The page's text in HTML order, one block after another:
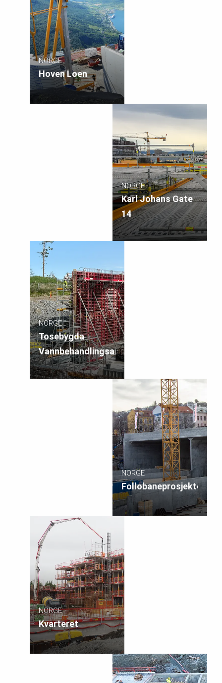
NORGE
Hoven Loen
NORGE
Karl Johans Gate
14
NORGE
Tosebygda
Vannbehandlingsanlegg
NORGE
Follobaneprosjektet
NORGE
Kvarteret